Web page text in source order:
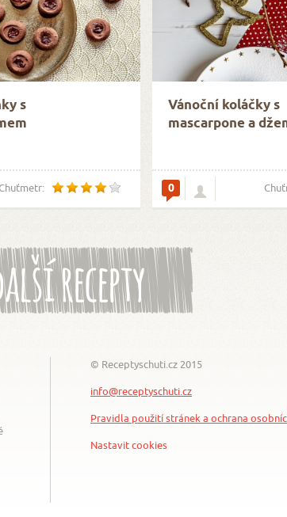
s
Vánoční koláčky s
mascarpone a
0
recepty
© Receptyschuti.cz 2015
info@receptyschuti.cz
Pravidla použití stránek a ochrana
Nastavit cookies